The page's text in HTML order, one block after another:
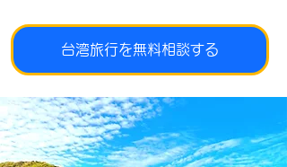
台湾旅行を無料相談する